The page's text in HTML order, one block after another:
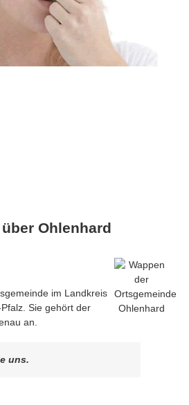
Ohlenhard
im Landkreis
Sie gehört der
an.
uns.